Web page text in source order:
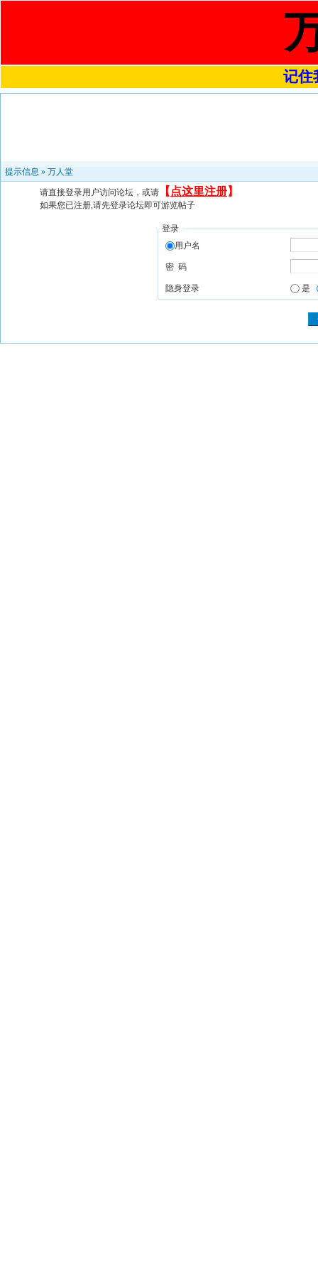
记住
提示信息 » 万人堂
请直接登录用户访问论坛，或请 【 点这里注册】
如果您已注册,请先登录论坛即可游览帖子
登录
用户名
密 码
隐身登录 是